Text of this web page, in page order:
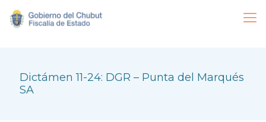
Dictámen 11-24: DGR – Punta del Marqués
SA